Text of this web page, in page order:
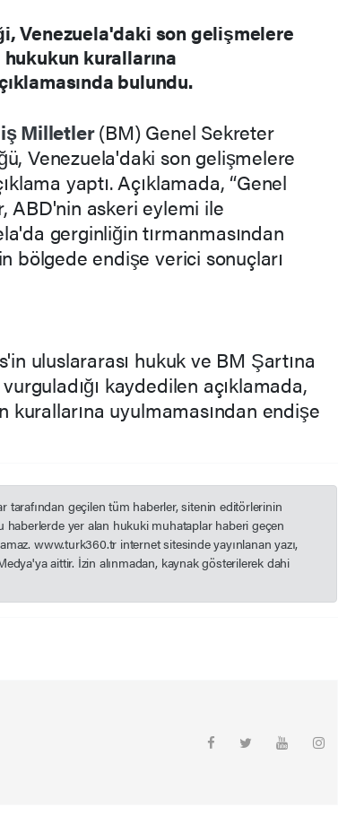
Venezuela'daki son gelişmelere
kurallarına
bulundu.
Milletler(BM) Genel Sekreter
Venezuela'daki son gelişmelere
yaptı. Açıklamada, “Genel
ABD'nin askeri eylemi ile
gerginliğin tırmanmasından
bölgede endişe verici sonuçları
uluslararası hukuk ve BM Şartına
kaydedilen açıklamada,
kurallarına uyulmamasından endişe
geçilen tüm haberler, sitenin editörlerinin
haberlerde yer alan hukuki muhataplar haberi geçen
www.turk360.tr internet sitesinde yayınlanan yazı,
aittir. İzin alınmadan, kaynak gösterilerek dahi